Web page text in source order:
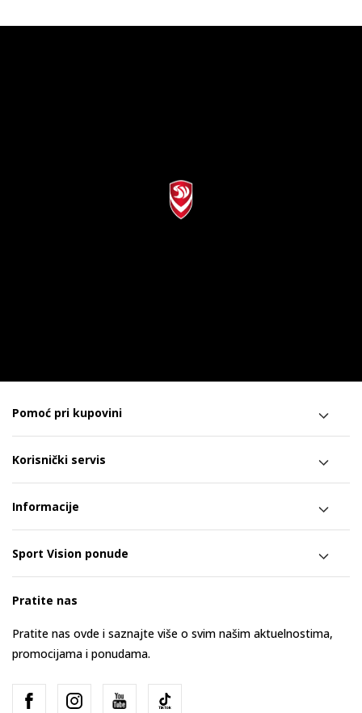
Pomoć pri kupovini
Korisnički servis
Informacije
Sport Vision ponude
Pratite nas
Pratite nas ovde i saznajte više o svim našim aktuelnostima,
promocijama i ponudama.